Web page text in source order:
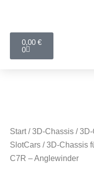
0,00 €
0
Start/3D-Chassis /3D-
SlotCars / 3D-Chassis
C7R – Anglewinder